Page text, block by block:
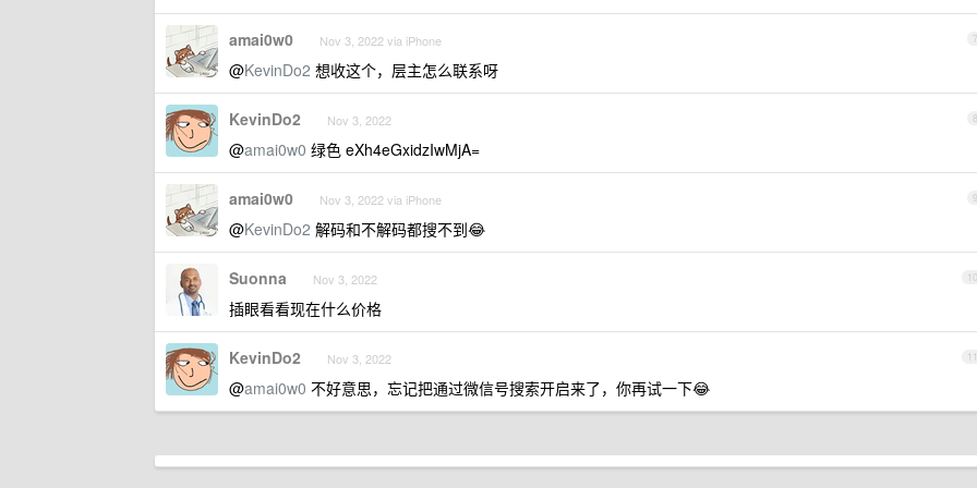
7
amai0w0 Nov 3, 2022 via iPhone
@KevinDo2 想收这个，层主怎么联系呀
8
KevinDo2 Nov 3, 2022
@amai0w0 绿色 eXh4eGxidzIwMjA=
9
amai0w0 Nov 3, 2022 via iPhone
@KevinDo2 解码和不解码都搜不到😂
10
Suonna Nov 3, 2022
插眼看看现在什么价格
11
KevinDo2 Nov 3, 2022
@amai0w0 不好意思，忘记把通过微信号搜索开启来了，你再试一下😂